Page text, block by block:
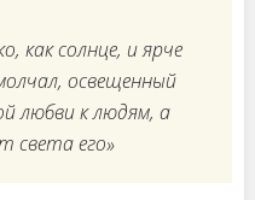
как солнце, и ярче
освещенный
любви к людям, а
света его»